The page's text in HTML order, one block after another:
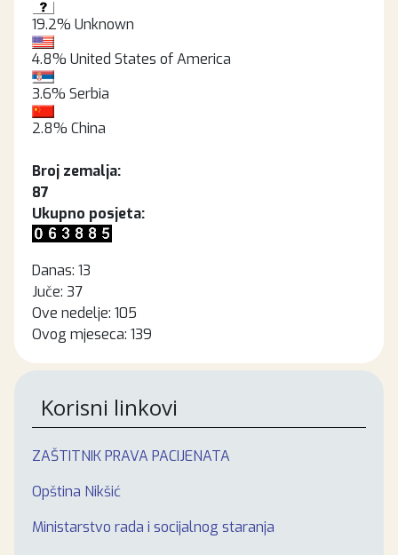
19.2% Unknown
4.8% United States of America
3.6% Serbia
2.8% China
Broj zemalja:
87
Ukupno posjeta:
Danas: 13
Juče: 37
Ove nedelje: 105
Ovog mjeseca: 139
Korisni linkovi
ZAŠTITNIK PRAVA PACIJENATA
Opština Nikšić
Ministarstvo rada i socijalnog staranja